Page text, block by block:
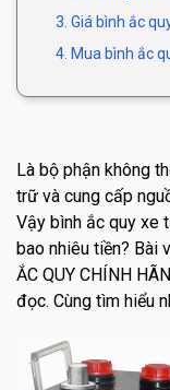
3. Giá bình ắc
4. Mua bình ắc
Là bộ phận không
trữ và cung cấp
Vậy bình ắc quy xe
bao nhiêu tiền? Bài
ẮC QUY CHÍNH
đọc. Cùng tìm hiểu